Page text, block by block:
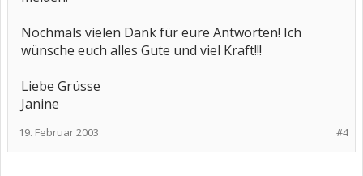
Nochmals vielen Dank für eure Antworten! Ich
wünsche euch alles Gute und viel Kraft!!!
Liebe Grüsse
Janine
#4
19. Februar 2003